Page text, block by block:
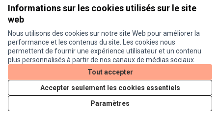
Informations sur les cookies utilisés sur le site
web
Nous utilisons des cookies sur notre site Web pour améliorer la
performance et les contenus du site. Les cookies nous
permettent de fournir une expérience utilisateur et un contenu
plus personnalisés à partir de nos canaux de médias sociaux.
Tout accepter
Accepter seulement les cookies essentiels
Paramètres
Conditions d'utilisation
Paramètres des cookies
Je participe ! sur X
(Lien externe)
Je participe ! sur Facebook
Je participe ! sur Instagram
Site réalisé grâce aulogiciel libre Decidim .
Licence
(Lien